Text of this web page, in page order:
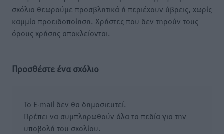
σχόλια θεωρούμε προσβλητικά ή περιέχουν ύβρεις, χωρίς
καμμία προειδοποίηση. Χρήστες που δεν τηρούν τους
όρους χρήσης αποκλείονται.
Προσθέστε ένα σχόλιο
Το E-mail δεν θα δημοσιευτεί.
Πρέπει να συμπληρωθούν όλα τα πεδία για την
υποβολή του σχολίου.